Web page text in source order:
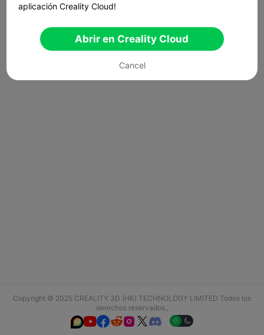
Copyright © 2025 CREALITY 3D (HK) TECHNOLOGY LIMITED Todos los
derechos reservados.,
  
aplicación Creality Cloud!
Abrir en Creality Cloud
Cancel